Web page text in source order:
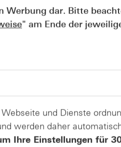
Kosten &
- Webinar
Werbung dar. Bitte
" am Ende der
und Dienste
werden daher
Ihre Einstellungen für